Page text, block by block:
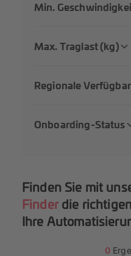
Min.
Max. Traglast (kg)
Regionale
Onboarding-Status
Finden Sie mit
Finderdie
Ihre
0